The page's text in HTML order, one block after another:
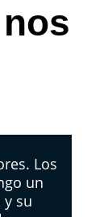
Los
un
su